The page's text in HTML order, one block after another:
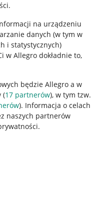
na urządzeniu
danych (w tym w
i statystycznych)
w Allegro dokładnie to,
będzie Allegro a w
(17 partnerów), w tym tzw.
). Informacja o celach
naszych partnerów
Regulamin
Polityka plików
Ustawienia plików
Udostępnianie
Informacje dla